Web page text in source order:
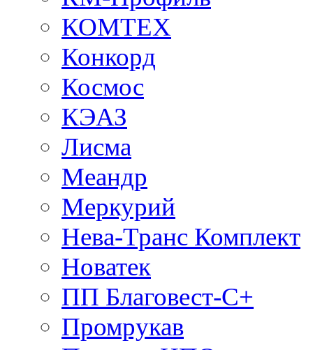
КОМТЕХ
Конкорд
Космос
КЭАЗ
Лисма
Меандр
Меркурий
Нева-Транс Комплект
Новатек
ПП Благовест-С+
Промрукав